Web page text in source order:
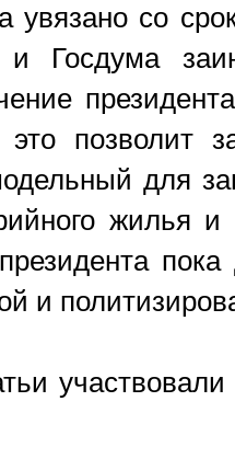
увязано со
Госдума
это позволит
для
жилья
и